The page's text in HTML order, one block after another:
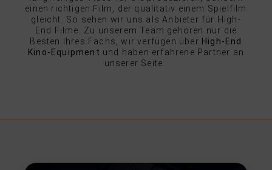
einen richtigen Film, der qualitativ einem Spielfilm
gleicht. So sehen wir uns als Anbieter für High-
End Filme. Zu unserem Team gehören nur die
Besten Ihres Fachs, wir verfügen über High-End
Kino-Equipment und haben erfahrene Partner an
unserer Seite.